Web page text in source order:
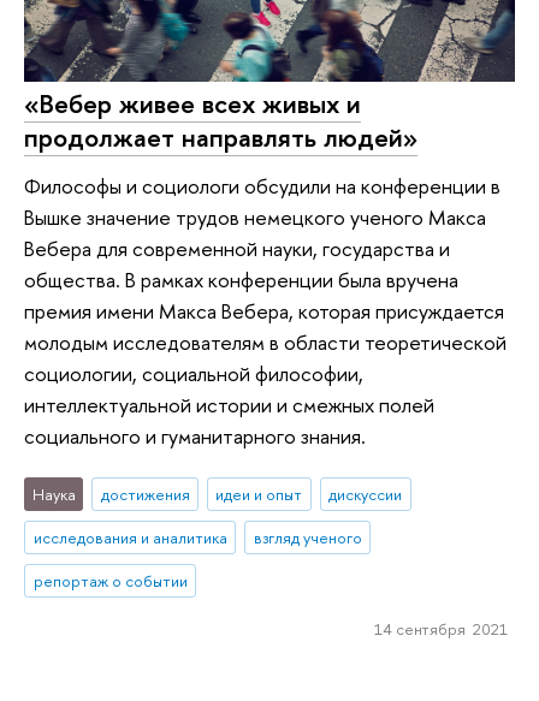
«Вебер живее всех живых и
продолжает направлять людей»
Философы и социологи обсудили на конференции в
Вышке значение трудов немецкого ученого Макса
Вебера для современной науки, государства и
общества. В рамках конференции была вручена
премия имени Макса Вебера, которая присуждается
молодым исследователям в области теоретической
социологии, социальной философии,
интеллектуальной истории и смежных полей
социального и гуманитарного знания.
Наука достижения идеи и опыт
дискуссии
исследования и аналитика
взгляд ученого
репортаж о событии
14 сентября 2021